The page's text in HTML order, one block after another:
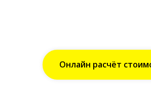
Онлайн расчёт